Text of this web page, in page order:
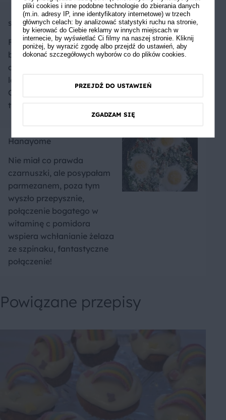
sweek
Fajna odmiana, tym razem
bez puszki pomidorów,
chyba nawet smakuje
lepiej niż tradycyjna.
Chyba teraz będę robić już
tylko wg. tego przepisu
Hanayome
Nie miał co prawda
czarnuszki, ale posypałam
parmezanem, poza tym
wyszło przepysznie,
połączenie bogatego w
witaminę c pomidora
wspiera wchłanianie żelaza
ze szpinaku, fantastyczne
połączenie!
Powiązane przepisy
pliki cookies i inne podobne technologie do zbierania danych
(m.in. adresy IP, inne identyfikatory internetowe) w trzech
głównych celach: by analizować statystyki ruchu na stronie,
by kierować do Ciebie reklamy w innych miejscach w
internecie, by wyświetlać Ci filmy na naszej stronie. Kliknij
poniżej, by wyrazić zgodę albo przejdź do ustawień, aby
dokonać szczegółowych wyborów co do plików cookies.
PRZEJDŹ DO USTAWIEŃ
ZGADZAM SIĘ